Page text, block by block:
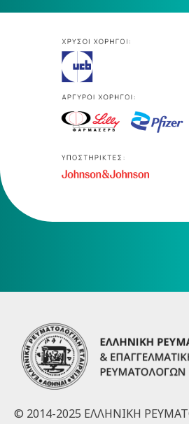
© 2014-2025 ΕΛΛΗΝΙΚΗ